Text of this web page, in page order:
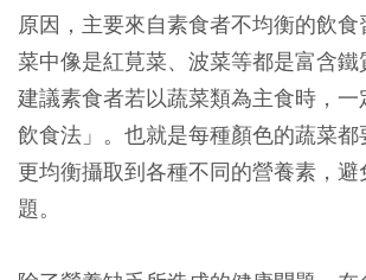
原因，主要來自素食者不均衡的飲
菜中像是紅莧菜、波菜等都是富含
建議素食者若以蔬菜類為主食時，
飲食法」。也就是每種顏色的蔬菜
更均衡攝取到各種不同的營養素，避
題。